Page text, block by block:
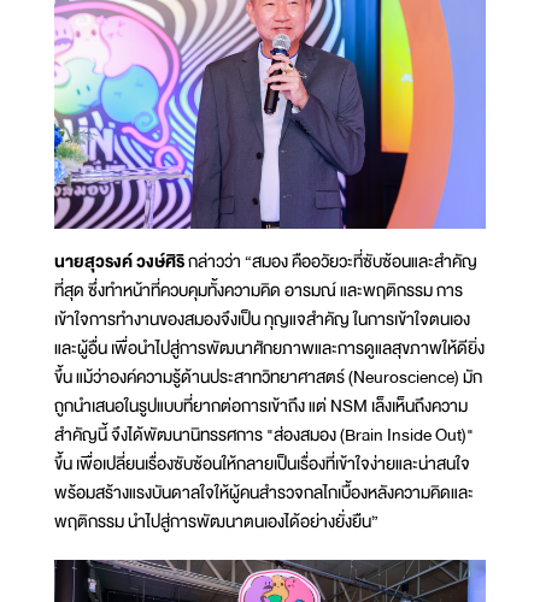
นายสุวรงค์ วงษ์ศิริกล่าวว่า “สมอง คืออวัยวะที่ซับซ้อนและสำคัญ
ที่สุด ซึ่งทำหน้าที่ควบคุมทั้งความคิด อารมณ์ และพฤติกรรม การ
เข้าใจการทำงานของสมองจึงเป็น กุญแจสำคัญ ในการเข้าใจตนเอง
และผู้อื่น เพื่อนำไปสู่การพัฒนาศักยภาพและการดูแลสุขภาพให้ดียิ่ง
ขึ้น แม้ว่าองค์ความรู้ด้านประสาทวิทยาศาสตร์ (Neuroscience) มัก
ถูกนำเสนอในรูปแบบที่ยากต่อการเข้าถึง แต่ NSM เล็งเห็นถึงความ
สำคัญนี้ จึงได้พัฒนานิทรรศการ "ส่องสมอง (Brain Inside Out)"
ขึ้น เพื่อเปลี่ยนเรื่องซับซ้อนให้กลายเป็นเรื่องที่เข้าใจง่ายและน่าสนใจ
พร้อมสร้างแรงบันดาลใจให้ผู้คนสำรวจกลไกเบื้องหลังความคิดและ
พฤติกรรม นำไปสู่การพัฒนาตนเองได้อย่างยั่งยืน”